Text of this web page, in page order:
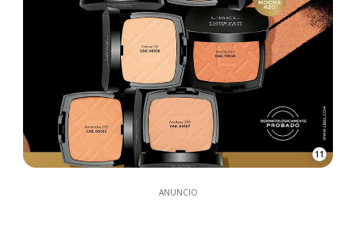
11
ANUNCIO